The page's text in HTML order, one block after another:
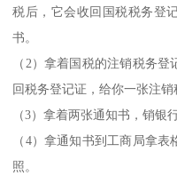
税后，它会收回国税税务登
书。
（2）拿着国税的注销税务
回税务登记证，给你一张注销
（3）拿着两张通知书，销银
（4）拿通知书到工商局拿
照。